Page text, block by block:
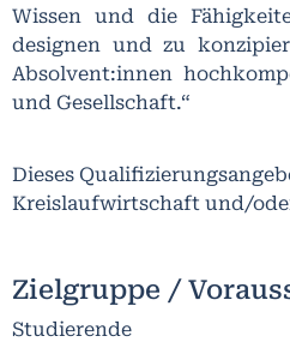
Wissen und die
designen und zu
Absolvent:innen
und Gesellschaft.“
Dieses
Kreislaufwirtschaft und/
Zielgruppe /
Studierende